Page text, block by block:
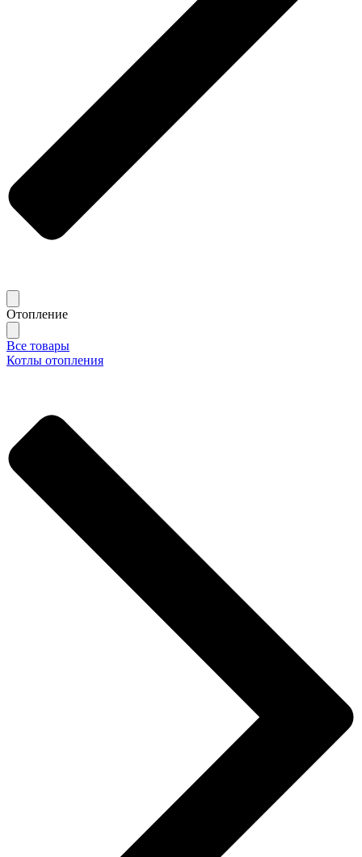
Отопление
Все товары
Котлы отопления